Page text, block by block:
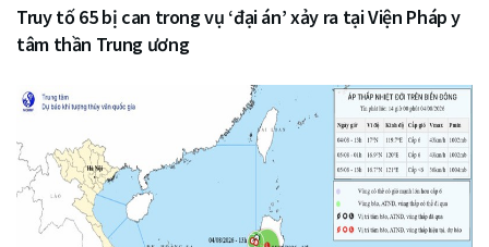
Truy tố 65 bị can trong vụ ‘đại án’ xảy ra tại Viện Pháp y
tâm thần Trung ương